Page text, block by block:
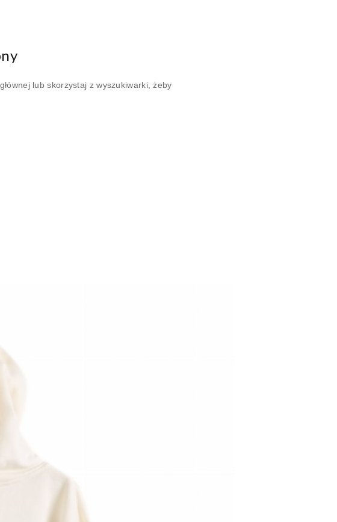
lub skorzystaj z wyszukiwarki, żeby